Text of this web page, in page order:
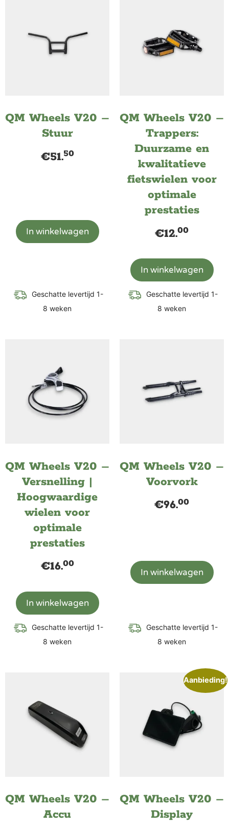
QM Wheels V20 –
Stuur
€51.50
In winkelwagen
Geschatte levertijd 1-
8 weken
QM Wheels V20 –
Trappers:
Duurzame en
kwalitatieve
fietswielen voor
optimale
prestaties
€12.00
In winkelwagen
Geschatte levertijd 1-
8 weken
QM Wheels V20 –
Versnelling |
Hoogwaardige
wielen voor
optimale
prestaties
€16.00
In winkelwagen
Geschatte levertijd 1-
8 weken
QM Wheels V20 –
Voorvork
€96.00
In winkelwagen
Geschatte levertijd 1-
8 weken
QM Wheels V20 –
Accu
Aanbieding!
QM Wheels V20 –
Display